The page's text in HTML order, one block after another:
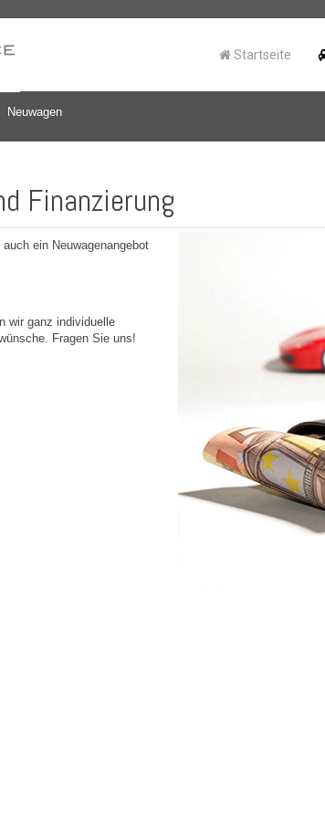
Startseite
Neuwagen
Finanzierung
ein Neuwagenangebot
wir ganz individuelle
Fragen Sie uns!